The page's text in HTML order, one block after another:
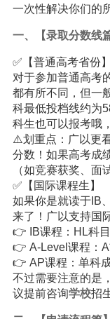
一次性解决你们的
一、【录取分数线
✅【普通高考省份】
对于参加普通高考
都有所不同，但一
科最低投档线约为
科生也可以报考哦
⚠️划重点：广以更
分数！如果高考成
（如竞赛获奖、面
✅【国际课程生】
如果你是就读于IB
来了！广以支持国
👉 IB课程：HL科
👉 A-Level课程：
👉 AP课程：单科
不过需要注意的是
议提前咨询学校招